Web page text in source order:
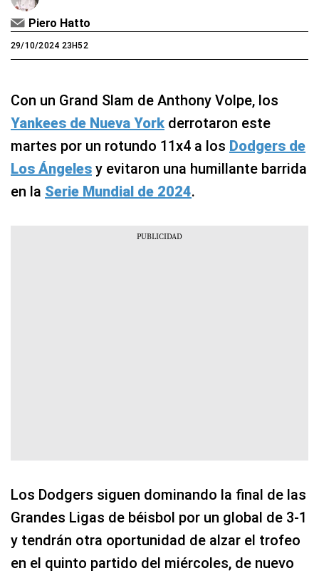
Piero Hatto
29/10/2024 23H52
Con un Grand Slam de Anthony Volpe, los
Yankees de Nueva York derrotaron este
martes por un rotundo 11x4 a los Dodgers de
Los Ángeles y evitaron una humillante barrida
en la Serie Mundial de 2024.
Los Dodgers siguen dominando la final de las
Grandes Ligas de béisbol por un global de 3-1
y tendrán otra oportunidad de alzar el trofeo
en el quinto partido del miércoles, de nuevo